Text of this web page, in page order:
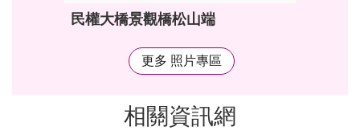
民權大橋景觀橋松山端
更多 照片專區
相關資訊網